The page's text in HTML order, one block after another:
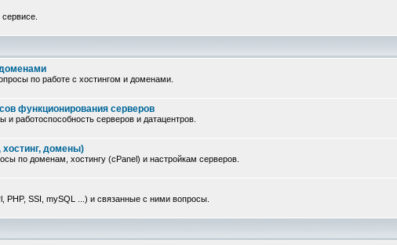
по работе с хостингом и доменами.
функционирования серверов
работоспособность серверов и датацентров.
хостинг, домены)
по доменам, хостингу (cPanel) и настройкам серверов.
PHP, SSI, mySQL ...) и связанные с ними вопросы.